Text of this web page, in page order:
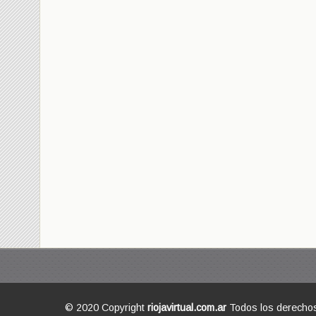
© 2020 Copyright riojavirtual.com.ar Todos los